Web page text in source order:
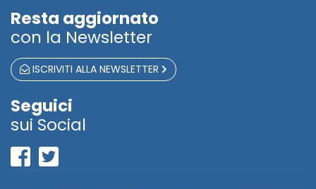
Resta aggiornato
con la Newsletter
ISCRIVITI ALLA NEWSLETTER
Seguici
sui Social